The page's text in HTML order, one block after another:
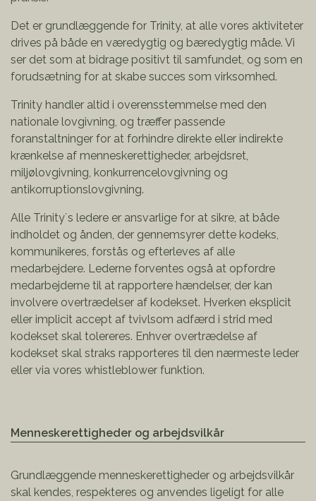
Det er grundlæggende for Trinity, at alle vores aktiviteter
drives på både en væredygtig og bæredygtig måde. Vi
ser det som at bidrage positivt til samfundet, og som en
forudsætning for at skabe succes som virksomhed.
Trinity handler altid i overensstemmelse med den
nationale lovgivning, og træffer passende
foranstaltninger for at forhindre direkte eller indirekte
krænkelse af menneskerettigheder, arbejdsret,
miljølovgivning, konkurrencelovgivning og
antikorruptionslovgivning.
Alle Trinity´s ledere er ansvarlige for at sikre, at både
indholdet og ånden, der gennemsyrer dette kodeks,
kommunikeres, forstås og efterleves af alle
medarbejdere. Lederne forventes også at opfordre
medarbejderne til at rapportere hændelser, der kan
involvere overtrædelser af kodekset. Hverken eksplicit
eller implicit accept af tvivlsom adfærd i strid med
kodekset skal tolereres. Enhver overtrædelse af
kodekset skal straks rapporteres til den nærmeste leder
eller via vores whistleblower funktion.
Menneskerettigheder og arbejdsvilkår
Grundlæggende menneskerettigheder og arbejdsvilkår
skal kendes, respekteres og anvendes ligeligt for alle